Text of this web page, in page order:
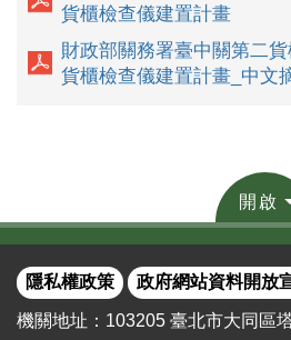
貨櫃檢查儀建置計畫
財政部關務署臺中關第二
貨櫃檢查儀建置計畫_中文
開啟
隱私權政策 政府網站資料開放
機關地址：103205 臺北市大同區